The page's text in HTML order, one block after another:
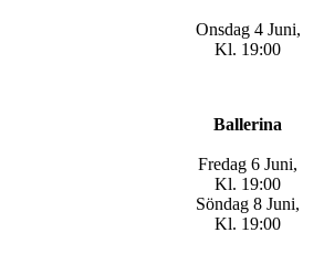
Onsdag 4 Juni,
Kl. 19:00
Ballerina
Fredag 6 Juni,
Kl. 19:00
Söndag 8 Juni,
Kl. 19:00